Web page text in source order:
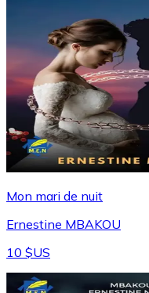
Mon mari de nuit
Ernestine MBAKOU
10 $US